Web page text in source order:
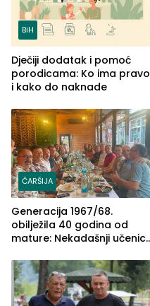
BiH
Dječiji dodatak i pomoć
porodicama: Ko ima pravo
i kako do naknade
ČARŠIJA
Generacija 1967/68.
obilježila 40 godina od
mature: Nekadašnji učenici
(FOTO)